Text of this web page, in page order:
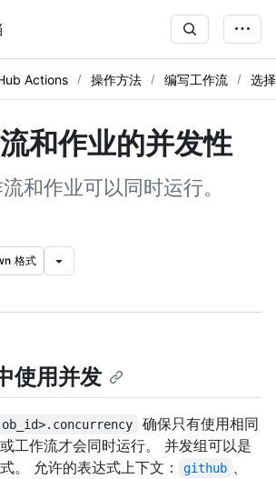
Actions 操作方法 编写工作流 选
和作业的并发性
和作业可以同时运行。
格式
使用并发
确保只有使用相同
工作流才会同时运行。 并发组可以是
。 允许的表达式上下文：
github 、